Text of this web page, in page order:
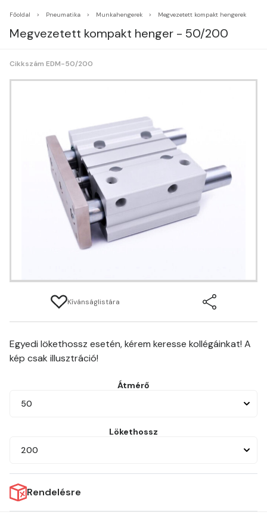
Főoldal Pneumatika Munkahengerek Megvezetett kompakt hengerek
Megvezetett kompakt henger - 50/200
Cikkszám EDM-50/200
Kívánságlistára
Egyedi lökethossz esetén, kérem keresse kollégáinkat! A
kép csak illusztráció!
Átmérő
50
Lökethossz
200
Rendelésre